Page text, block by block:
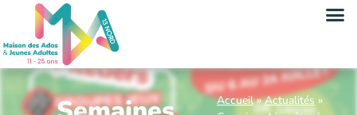
Accueil»Actualités »